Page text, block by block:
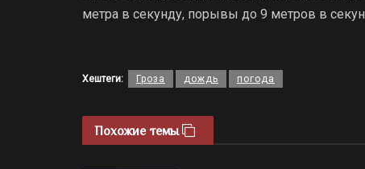
метра в секунду, порывы до 9 метров в
Хештеги: Гроза дождь погода
Похожие темы